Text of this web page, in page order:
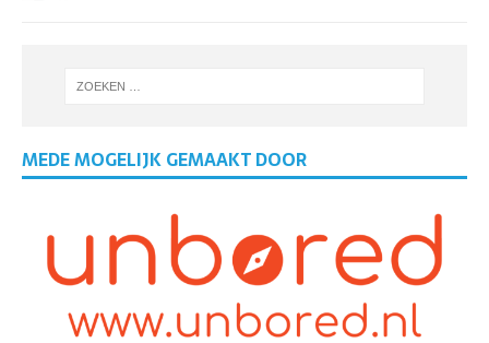
MEDE MOGELIJK GEMAAKT DOOR